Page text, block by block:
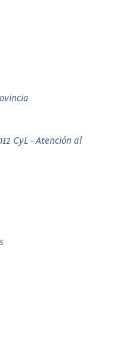
CyL - Atención al